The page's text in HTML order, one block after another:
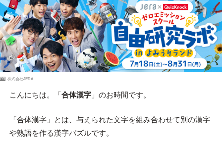
PR 株式会社JERA
こんにちは。「合体漢字」のお時間です。
「合体漢字」とは、与えられた文字を組み合わせて別の漢字
や熟語を作る漢字パズルです。